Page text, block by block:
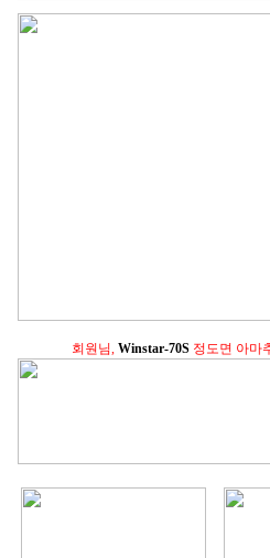
회원님, Winstar-70S 정도면 아마